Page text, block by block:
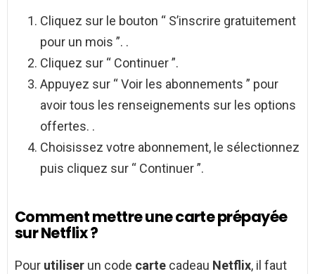
Cliquez sur le bouton “ S’inscrire gratuitement
pour un mois ”. .
Cliquez sur “ Continuer ”.
Appuyez sur “ Voir les abonnements ” pour
avoir tous les renseignements sur les options
offertes. .
Choisissez votre abonnement, le sélectionnez
puis cliquez sur “ Continuer ”.
Comment mettre une carte prépayée
sur Netflix ?
Pour utiliser un code carte cadeau Netflix, il faut